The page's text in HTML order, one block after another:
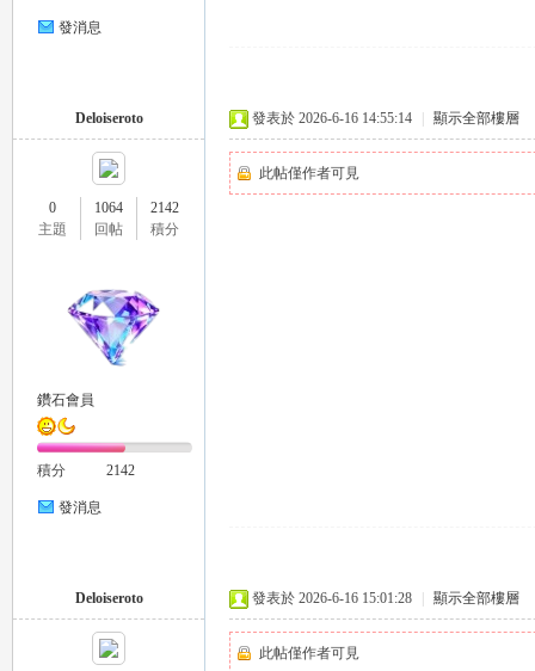
發消息
Deloiseroto
0
主題
1064
回帖
2142
積分
鑽石會員
積分 2142
發消息
發表於 2026-6-16 14:55:14 顯示全部樓層
此帖僅作者可見
Deloiseroto 發表於 2026-6-16 15:01:28 顯示全部樓層
此帖僅作者可見